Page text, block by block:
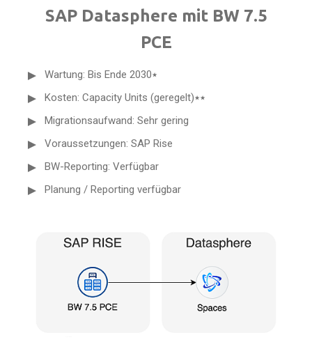
SAP Datasphere mit BW 7.5
PCE
Wartung: Bis Ende 2030٭
Kosten: Capacity Units (geregelt)٭٭
Migrationsaufwand: Sehr gering
Voraussetzungen: SAP Rise
BW-Reporting: Verfügbar
Planung / Reporting verfügbar